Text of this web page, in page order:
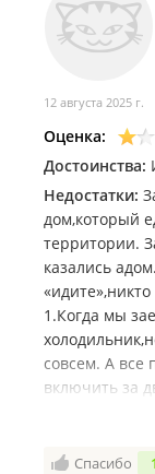
нравилось
НЕ
12 августа 2025 г.
Оценка:
Достоинства:
Недостатки:
дом,который
территории.
казались
1.Когда мы
совсем. А все
включить за
тарелок
весьСпасибо